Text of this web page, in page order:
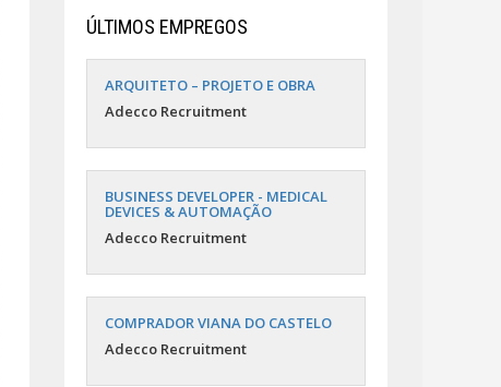
ÚLTIMOS EMPREGOS
ARQUITETO – PROJETO E OBRA
Adecco Recruitment
BUSINESS DEVELOPER - MEDICAL
DEVICES & AUTOMAÇÃO
Adecco Recruitment
COMPRADOR VIANA DO CASTELO
Adecco Recruitment